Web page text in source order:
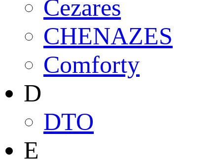
Cezares
CHENAZES
Comforty
D
DTO
E